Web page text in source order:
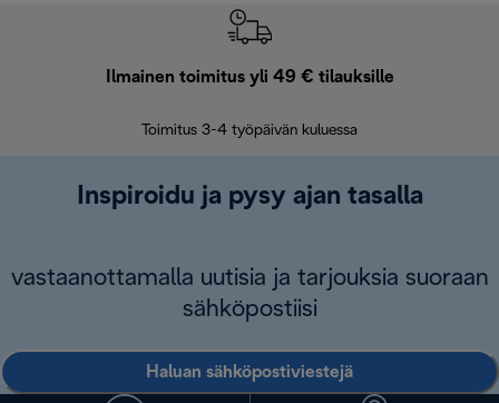
Ilmainen toimitus yli 49 € tilauksille
Toimitus 3-4 työpäivän kuluessa
Inspiroidu ja pysy ajan tasalla
vastaanottamalla uutisia ja tarjouksia suoraan
sähköpostiisi
Haluan sähköpostiviestejä